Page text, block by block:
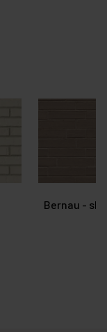
Bernau -